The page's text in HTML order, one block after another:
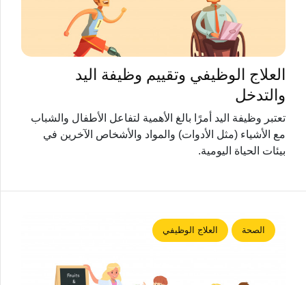
العلاج الوظيفي وتقييم وظيفة اليد
والتدخل
تعتبر وظيفة اليد أمرًا بالغ الأهمية لتفاعل الأطفال والشباب
مع الأشياء (مثل الأدوات) والمواد والأشخاص الآخرين في
بيئات الحياة اليومية.
الصحة العلاج الوظيفي